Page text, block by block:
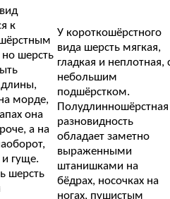
к
шерсть
морде,
она
а на
гуще.
шерсть
У короткошёрстного
вида шерсть мягкая,
гладкая и неплотная,
небольшим
подшёрстком.
Полудлинношёрстная
разновидность
обладает заметно
выраженными
штанишками на
бёдрах, носочках на
ногах, пушистым